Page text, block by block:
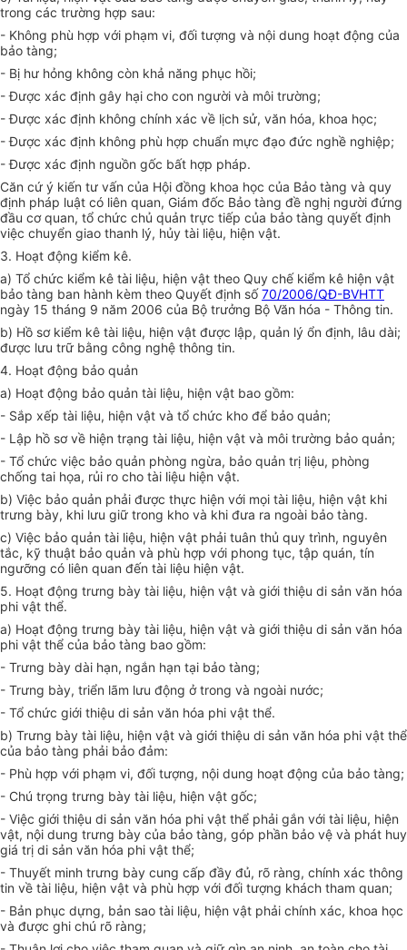
trong các trường hợp sau:
- Không phù hợp với phạm vi, đối tượng và nội dung hoạt động của
bảo tàng;
- Bị hư hỏng không còn khả năng phục hồi;
- Được xác định gây hại cho con người và môi trường;
- Được xác định không chính xác về lịch sử, văn hóa, khoa học;
- Được xác định không phù hợp chuẩn mực đạo đức nghề nghiệp;
- Được xác định nguồn gốc bất hợp pháp.
Căn cứ ý kiến tư vấn của Hội đồng khoa học của Bảo tàng và quy
định pháp luật có liên quan, Giám đốc Bảo tàng đề nghị người đứng
đầu cơ quan, tổ chức chủ quản trực tiếp của bảo tàng quyết định
việc chuyển giao thanh lý, hủy tài liệu, hiện vật.
3. Hoạt động kiểm kê.
a) Tổ chức kiểm kê tài liệu, hiện vật theo Quy chế kiểm kê hiện vật
bảo tàng ban hành kèm theo Quyết định số70/2006/QĐ-BVHTT
ngày 15 tháng 9 năm 2006 của Bộ trưởng Bộ Văn hóa - Thông tin.
b) Hồ sơ kiểm kê tài liệu, hiện vật được lập, quản lý ổn định, lâu dài;
được lưu trữ bằng công nghệ thông tin.
4. Hoạt động bảo quản
a) Hoạt động bảo quản tài liệu, hiện vật bao gồm:
- Sắp xếp tài liệu, hiện vật và tổ chức kho để bảo quản;
- Lập hồ sơ về hiện trạng tài liệu, hiện vật và môi trường bảo quản;
- Tổ chức việc bảo quản phòng ngừa, bảo quản trị liệu, phòng
chống tai họa, rủi ro cho tài liệu hiện vật.
b) Việc bảo quản phải được thực hiện với mọi tài liệu, hiện vật khi
trưng bày, khi lưu giữ trong kho và khi đưa ra ngoài bảo tàng.
c) Việc bảo quản tài liệu, hiện vật phải tuân thủ quy trình, nguyên
tắc, kỹ thuật bảo quản và phù hợp với phong tục, tập quán, tín
ngưỡng có liên quan đến tài liệu hiện vật.
5. Hoạt động trưng bày tài liệu, hiện vật và giới thiệu di sản văn hóa
phi vật thể.
a) Hoạt động trưng bày tài liệu, hiện vật và giới thiệu di sản văn hóa
phi vật thể của bảo tàng bao gồm:
- Trưng bày dài hạn, ngắn hạn tại bảo tàng;
- Trưng bày, triển lãm lưu động ở trong và ngoài nước;
- Tổ chức giới thiệu di sản văn hóa phi vật thể.
b) Trưng bày tài liệu, hiện vật và giới thiệu di sản văn hóa phi vật thể
của bảo tàng phải bảo đảm:
- Phù hợp với phạm vi, đối tượng, nội dung hoạt động của bảo tàng;
- Chú trọng trưng bày tài liệu, hiện vật gốc;
- Việc giới thiệu di sản văn hóa phi vật thể phải gắn với tài liệu, hiện
vật, nội dung trưng bày của bảo tàng, góp phần bảo vệ và phát huy
giá trị di sản văn hóa phi vật thể;
- Thuyết minh trưng bày cung cấp đầy đủ, rõ ràng, chính xác thông
tin về tài liệu, hiện vật và phù hợp với đối tượng khách tham quan;
- Bản phục dựng, bản sao tài liệu, hiện vật phải chính xác, khoa học
và được ghi chú rõ ràng;